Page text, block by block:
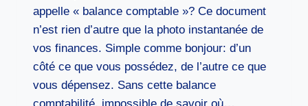
appelle « balance comptable »? Ce document
n’est rien d’autre que la photo instantanée de
vos finances. Simple comme bonjour: d’un
côté ce que vous possédez, de l’autre ce que
vous dépensez. Sans cette balance